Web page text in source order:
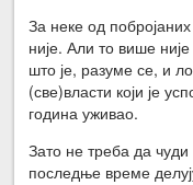
За неке од
није. Али то више
што је, разуме се, и
(све)власти који је
година уживао.
Зато не треба да
последње време